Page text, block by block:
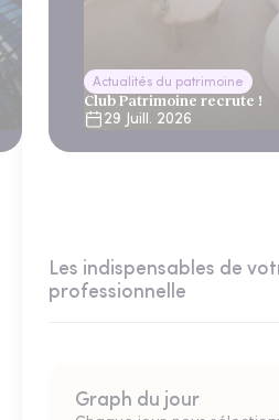
Actualités du patrimoine
Club Patrimoine recrute !
29 Juill. 2026
Les indispensables de
professionnelle
Graph du jour